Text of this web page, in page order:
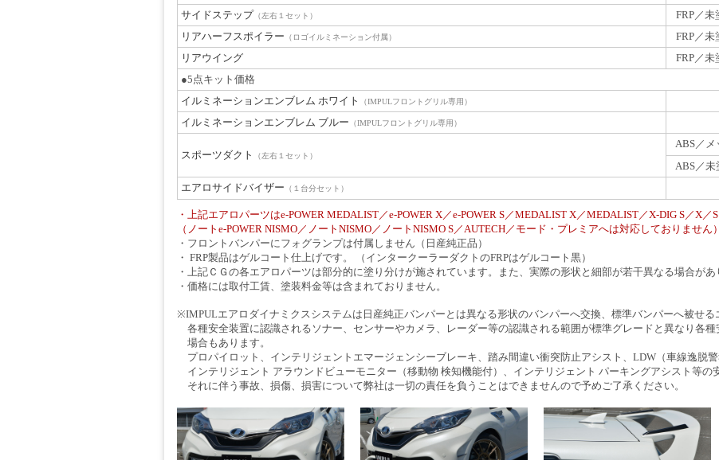
サイドステップ （左右１セット） FRP／未
リアハーフスポイラー （ロゴイルミネーション付属） FRP／未
リアウイング FRP／未
●5点キット価格
イルミネーションエンブレム ホワイト （IMPULフロントグリル専用）
イルミネーションエンブレム ブルー （IMPULフロントグリル専用）
スポーツダクト （左右１セット）
ABS／メ
ABS／未
エアロサイドバイザー （１台分セット）
・上記エアロパーツはe-POWER MEDALIST／e-POWER X／e-POWER S／MEDALIST X／MEDALIST／X-DIG S／X／S
（ノートe-POWER NISMO／ノートNISMO／ノートNISMO S／AUTECH／モード・プレミアへは対応しておりません）
・フロントバンパーにフォグランプは付属しません（日産純正品）
・ FRP製品はゲルコート仕上げです。 （インタークーラーダクトのFRPはゲルコート黒）
・上記ＣＧの各エアロパーツは部分的に塗り分けが施されています。また、実際の形状と細部が若干異なる場合があ
・価格には取付工賃、塗装料金等は含まれておりません。
※IMPULエアロダイナミクスシステムは日産純正バンパーとは異なる形状のバンパーへ交換、標準バンパーへ被せ
各種安全装置に認識されるソナー、センサーやカメラ、レーダー等の認識される範囲が標準グレードと異なり各
場合もあります。
プロパイロット、インテリジェントエマージェンシーブレーキ、踏み間違い衝突防止アシスト、LDW（車線逸脱警
インテリジェント アラウンドビューモニター（移動物 検知機能付）、インテリジェント パーキングアシスト等の
それに伴う事故、損傷、損害について弊社は一切の責任を負うことはできませんので予めご了承ください。